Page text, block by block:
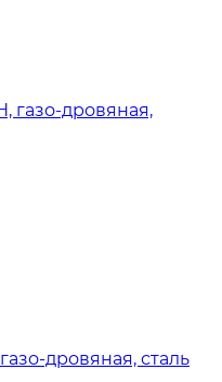
газо-дровяная,
дровяная, сталь